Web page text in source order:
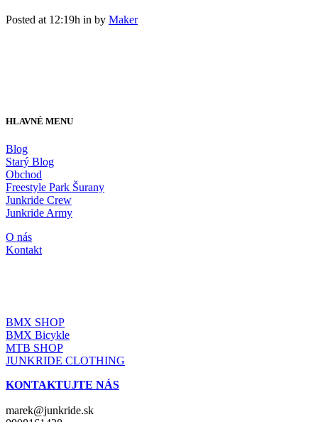
Posted at 12:19h in by Maker
HLAVNÉ MENU
Blog
Starý Blog
Obchod
Freestyle Park Šurany
Junkride Crew
Junkride Army
O nás
Kontakt
BMX SHOP
BMX Bicykle
MTB SHOP
JUNKRIDE CLOTHING
KONTAKTUJTE NÁS
marek@junkride.sk